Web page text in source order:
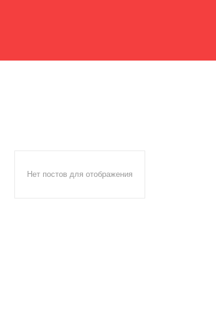
Нет постов для отображения